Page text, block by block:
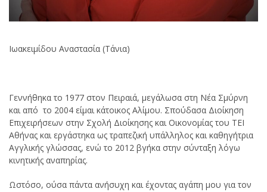
Ιωακειμίδου Αναστασία (Τάνια)
Γεννήθηκα το 1977 στον Πειραιά, μεγάλωσα στη Νέα Σμύρνη
και από το 2004 είμαι κάτοικος Αλίμου. Σπούδασα Διοίκηση
Επιχειρήσεων στην Σχολή Διοίκησης και Οικονομίας του ΤΕΙ
Αθήνας και εργάστηκα ως τραπεζική υπάλληλος και καθηγήτρια
Αγγλικής γλώσσας, ενώ το 2012 βγήκα στην σύνταξη λόγω
κινητικής αναπηρίας.
Ωστόσο, ούσα πάντα ανήσυχη και έχοντας αγάπη μου για τον